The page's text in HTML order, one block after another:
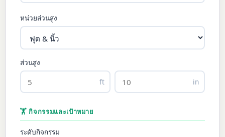
หน่วยส่วนสูง
ส่วนสูง
ft in
🏋 กิจกรรมและเป้าหมาย
ระดับกิจกรรม